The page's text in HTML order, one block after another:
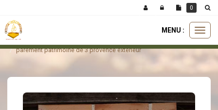
menu
MENU :
parement
parement patrimoine de 3 provence extérieur
0